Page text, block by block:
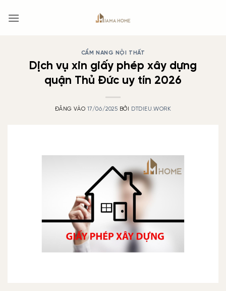
qua
CẨM NANG NỘI THẤT
Dịch vụ xin giấy phép xây dựng
quận Thủ Đức uy tín 2026
ĐĂNG VÀO 17/06/2025 BỞI DTDIEU.WORK